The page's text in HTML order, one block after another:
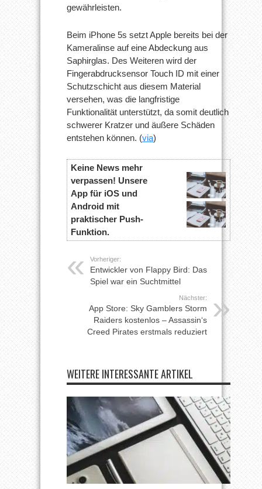
gewährleisten.
Beim iPhone 5s setzt Apple bereits bei der
Kameralinse auf eine Abdeckung aus
Saphirglas. Des Weiteren wird der
Fingerabdrucksensor Touch ID mit einer
Schutzschicht aus diesem Material
versehen, was die langfristige
Funktionalität unterstützt, da somit deutlich
schwerer Kratzer und äußere Schäden
entstehen können. (via)
Keine News mehr
verpassen! Unsere
App für iOS und
Android mit
praktischer Push-
Funktion.
Vorheriger:
Entwickler von Flappy Bird: Das
Spiel war ein Suchtmittel
Nächster:
App Store: Sky Gamblers Storm
Raiders kostenlos – Assassin‘s
Creed Pirates erstmals reduziert
WEITERE INTERESSANTE ARTIKEL